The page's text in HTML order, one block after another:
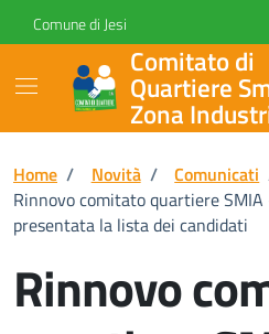
Skip to Main Content
Vai ai contenuti
Vai al footer
Comune di Jesi
Comitato di
Quartiere
Zona
Home / Novità / Comunicati
Rinnovo comitato quartiere
presentata la lista dei candidati
Rinnovo